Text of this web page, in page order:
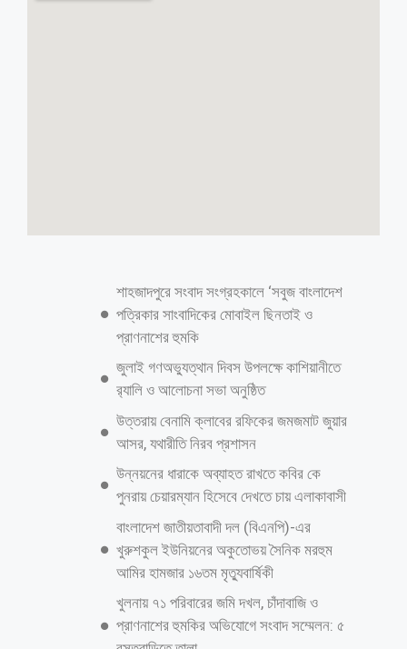
শাহজাদপুরে সংবাদ সংগ্রহকালে ‘সবুজ বাংলাদেশ
পত্রিকার সাংবাদিকের মোবাইল ছিনতাই ও
প্রাণনাশের হুমকি
জুলাই গণঅভ্যুত্থান দিবস উপলক্ষে কাশিয়ানীতে
র‍্যালি ও আলোচনা সভা অনুষ্ঠিত
উত্তরায় বেনামি ক্লাবের রফিকের জমজমাট জুয়ার
আসর, যথারীতি নিরব প্রশাসন
উন্নয়নের ধারাকে অব্যাহত রাখতে কবির কে
পুনরায় চেয়ারম্যান হিসেবে দেখতে চায় এলাকাবাসী
বাংলাদেশ জাতীয়তাবাদী দল (বিএনপি)-এর
খুরুশকুল ইউনিয়নের অকুতোভয় সৈনিক মরহুম
আমির হামজার ১৬তম মৃত্যুবার্ষিকী
খুলনায় ৭১ পরিবারের জমি দখল, চাঁদাবাজি ও
প্রাণনাশের হুমকির অভিযোগে সংবাদ সম্মেলন: ৫